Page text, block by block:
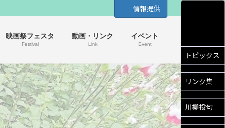
情報提供
映画祭フェスタ
Festival
動画・リンク
Link
イベント
Event
トピックス
リンク集
川柳投句